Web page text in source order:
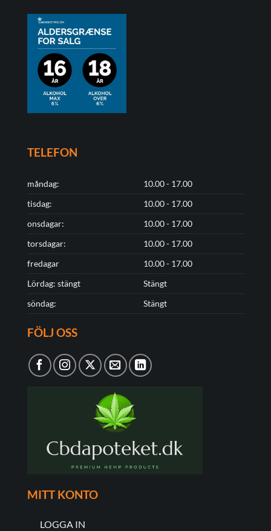
TELEFON
måndag:
10.00 - 17.00
tisdag:
10.00 - 17.00
onsdagar:
10.00 - 17.00
torsdagar:
10.00 - 17.00
fredagar
10.00 - 17.00
Lördag: stängt
Stängt
söndag:
Stängt
FÖLJ OSS
MITT KONTO
LOGGA IN